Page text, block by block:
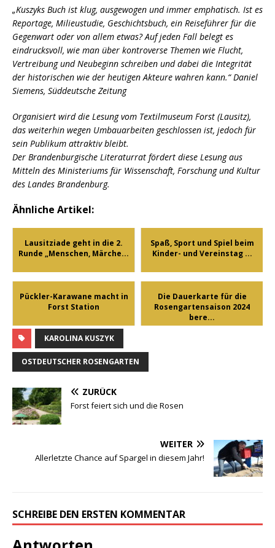
„Kuszyks Buch ist klug, ausgewogen und immer emphatisch. Ist es
Reportage, Milieustudie, Geschichtsbuch, ein Reiseführer für die
Gegenwart oder von allem etwas? Auf jeden Fall belegt es
eindrucksvoll, wie man über kontroverse Themen wie Flucht,
Vertreibung und Neubeginn schreiben und dabei die Integrität
der historischen wie der heutigen Akteure wahren kann.“ Daniel
Siemens, Süddeutsche Zeitung
Organisiert wird die Lesung vom Textilmuseum Forst (Lausitz),
das weiterhin wegen Umbauarbeiten geschlossen ist, jedoch für
sein Publikum attraktiv bleibt.
Der Brandenburgische Literaturrat fördert diese Lesung aus
Mitteln des Ministeriums für Wissenschaft, Forschung und Kultur
des Landes Brandenburg.
Ähnliche Artikel:
Lausitziade geht in die 2.
Runde „Menschen, Märche...
Spaß, Sport und Spiel beim
Kinder- und Vereinstag ...
Pückler-Karawane macht in
Forst Station
Die Dauerkarte für die
Rosengartensaison 2024
bere...
KAROLINA KUSZYK
OSTDEUTSCHER ROSENGARTEN
ZURÜCK
Forst feiert sich und die Rosen
WEITER
Allerletzte Chance auf Spargel in diesem Jahr!
SCHREIBE DEN ERSTEN KOMMENTAR